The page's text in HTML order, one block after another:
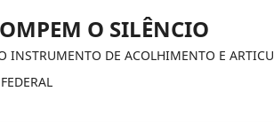
O SILÊNCIO
INSTRUMENTO DE ACOLHIMENTO E